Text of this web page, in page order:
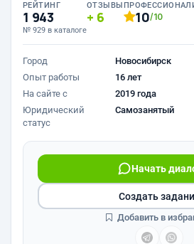
РЕЙТИНГ
1 943
№ 929 в каталоге
ОТЗЫВЫ
6 10/10
Город
Новосибирск
Опыт работы
16 лет
На сайте с
2019 года
Юридический
статус
Самозанятый
Начать
Создать
Добавить в